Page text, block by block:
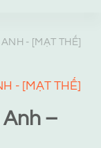
- [MẠT THẾ]
- [MẠT THẾ]
Anh –